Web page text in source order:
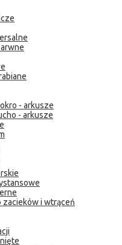
- arkusze
- arkusze
zacieków i wtrąceń